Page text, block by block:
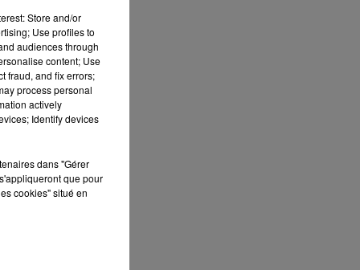
Store and/or
Use profiles to
audiences through
content; Use
fraud, and fix errors;
process personal
actively
Identify devices
dans "Gérer
que pour
cookies" situé en